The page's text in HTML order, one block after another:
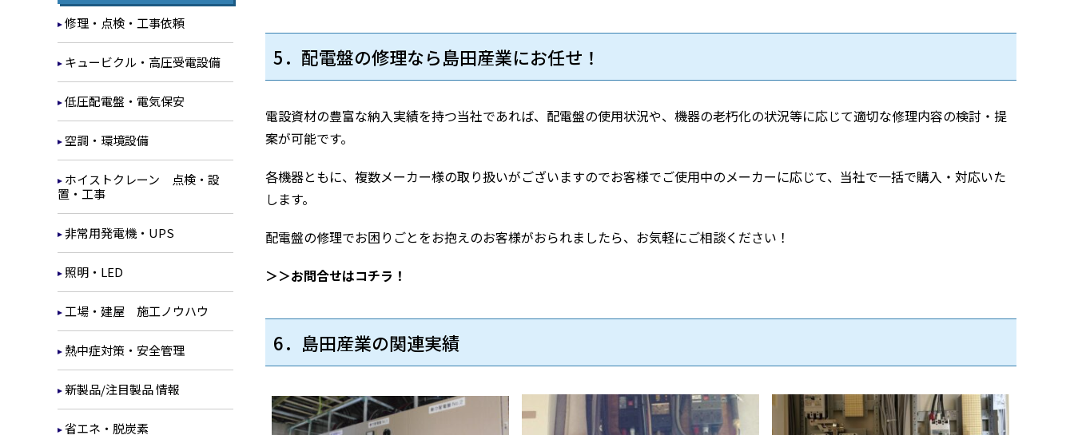
5．配電盤の修理なら島田産業にお任せ！
電設資材の豊富な納入実績を持つ当社であれば、配電盤の使用状況や、機器の老朽化の状況等に応じて適切な修理内容の検討・提
案が可能です。
各機器ともに、複数メーカー様の取り扱いがございますのでお客様でご使用中のメーカーに応じて、当社で一括で購入・対応いた
します。
配電盤の修理でお困りごとをお抱えのお客様がおられましたら、お気軽にご相談ください！
＞＞お問合せはコチラ！
6．島田産業の関連実績
修理・点検・工事依頼
キュービクル・高圧受電設備
低圧配電盤・電気保安
空調・環境設備
ホイストクレーン 点検・設
置・工事
非常用発電機・UPS
照明・LED
工場・建屋 施工ノウハウ
熱中症対策・安全管理
新製品/注目製品 情報
省エネ・脱炭素